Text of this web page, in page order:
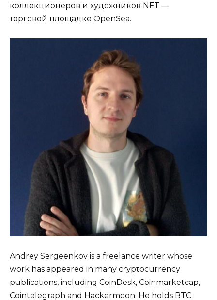
коллекционеров и художников NFT —
торговой площадке OpenSea.
Andrey Sergeenkov is a freelance writer whose
work has appeared in many cryptocurrency
publications, including CoinDesk, Coinmarketcap,
Cointelegraph and Hackermoon. He holds BTC